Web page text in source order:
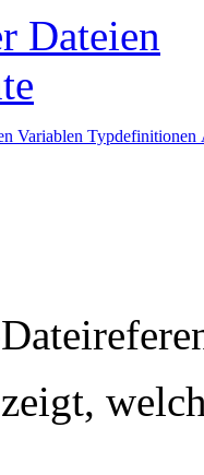
Dateien
Variablen Typdefinitionen